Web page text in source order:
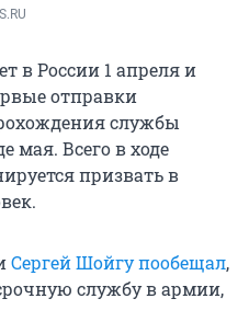
в России 1 апреля и
отправки
службы
мая. Всего в ходе
призвать в
Сергей Шойгу пообещал,
службу в армии,